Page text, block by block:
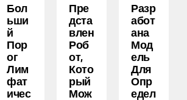
Бол
Ьши
Й
Пор
Ог
Лим
Фат
Ичес
Пре
Дста
Влен
Роб
От,
Кото
Рый
Мож
Разр
Абот
Ана
Мод
Ель
Для
Опр
Едел